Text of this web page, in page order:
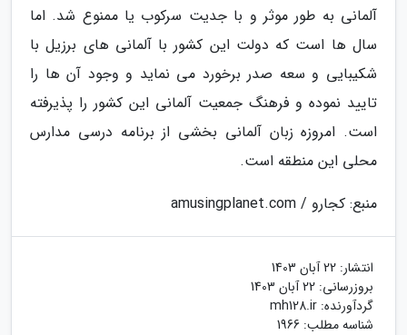
آلمانی به طور موثر و با جدیت سرکوب یا ممنوع شد. اما
سال ها است که دولت این کشور با آلمانی های برزیل با
شکیبایی و سعه صدر برخورد می نماید و وجود آن ها را
تایید نموده و فرهنگ جمعیت آلمانی این کشور را پذیرفته
است. امروزه زبان آلمانی بخشی از برنامه درسی مدارس
محلی این منطقه است.
منبع: کجارو / amusingplanet.com
انتشار: 22 آبان 1403
بروزرسانی: 22 آبان 1403
گردآورنده: mh128.ir
شناسه مطلب: 1966